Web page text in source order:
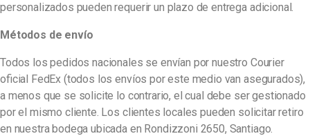
personalizados pueden requerir un plazo de entrega adicional.
Métodos de envío
Todos los pedidos nacionales se envían por nuestro Courier
oficial FedEx (todos los envíos por este medio van asegurados),
a menos que se solicite lo contrario, el cual debe ser gestionado
por el mismo cliente. Los clientes locales pueden solicitar retiro
en nuestra bodega ubicada en Rondizzoni 2650, Santiago.